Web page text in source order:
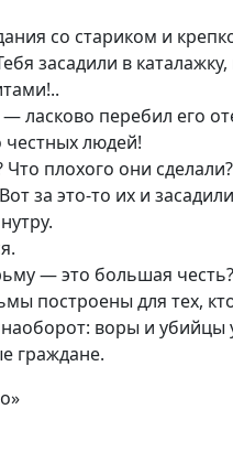
со стариком и
засадили в каталажку,
ласково перебил его
людей!
плохого они сделали?
за это-то их и
— это большая
построены для тех,
воры и убийцы
граждане.